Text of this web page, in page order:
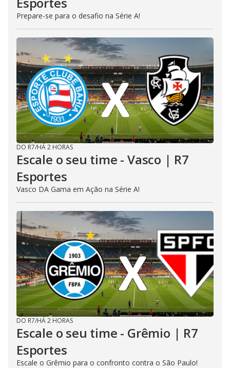
Prepare-se para o desafio na Série A!
DO R7/HÁ 2 HORAS
Escale o seu time - Vasco | R7
Esportes
Vasco DA Gama em Ação na Série A!
DO R7/HÁ 2 HORAS
Escale o seu time - Grêmio | R7
Esportes
Escale o Grêmio para o confronto contra o São Paulo!